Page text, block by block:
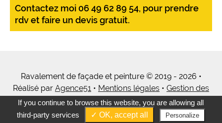
Contactez moi 06 49 62 89 54, pour prendre
rdv et faire un devis gratuit.
Ravalement de façade et peinture © 2019 - 2026 •
Réalisé par Agence51 • Mentions légales • Gestion des
cookies•Tous mes services
If you continue to browse this website, you are allowing all
third-party services
✓ OK, accept all Personalize